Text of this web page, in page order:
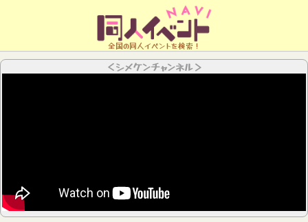
全国の同人イベントを検索！
＜シメケンチャンネル＞